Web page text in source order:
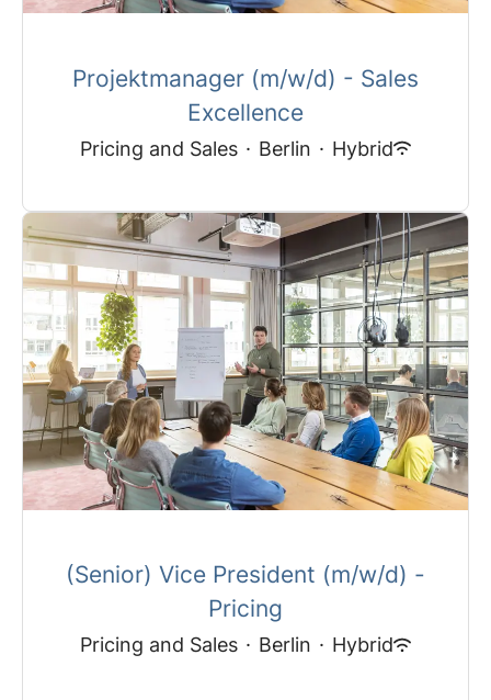
Projektmanager (m/w/d) - Sales
Excellence
Pricing and Sales · Berlin · Hybrid
(Senior) Vice President (m/w/d) -
Pricing
Pricing and Sales · Berlin · Hybrid